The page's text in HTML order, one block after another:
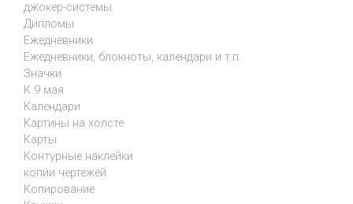
джокер-системы
Дипломы
Ежедневники
Ежедневники, блокноты, календари и т.п.
Значки
К 9 мая
Календари
Картины на холсте
Карты
Контурные наклейки
копии чертежей
Копирование